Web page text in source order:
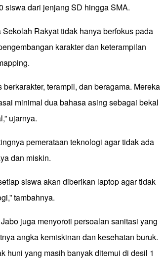
siswa dari jenjang SD hingga SMA.
Rakyat tidak hanya berfokus pada
karakter dan keterampilan
terampil, dan beragama. Mereka
minimal dua bahasa asing sebagai bekal
ujarnya.
pemerataan teknologi agar tidak ada
dan miskin.
siswa akan diberikan laptop agar tidak
tambahnya.
juga menyoroti persoalan sanitasi yang
angka kemiskinan dan kesehatan buruk.
huni yang masih banyak ditemui di desil 1